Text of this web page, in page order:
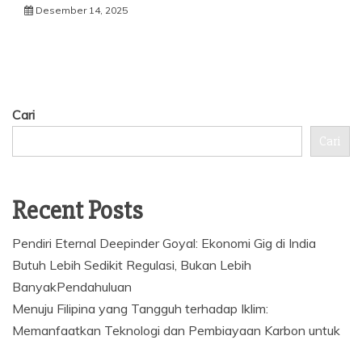
Desember 14, 2025
Cari
Cari
Recent Posts
Pendiri Eternal Deepinder Goyal: Ekonomi Gig di India
Butuh Lebih Sedikit Regulasi, Bukan Lebih
BanyakPendahuluan
Menuju Filipina yang Tangguh terhadap Iklim:
Memanfaatkan Teknologi dan Pembiayaan Karbon untuk